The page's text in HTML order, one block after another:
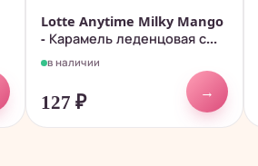
Lotte Anytime Milky Mango
- Карамель леденцовая с...
в наличии
127 ₽
→